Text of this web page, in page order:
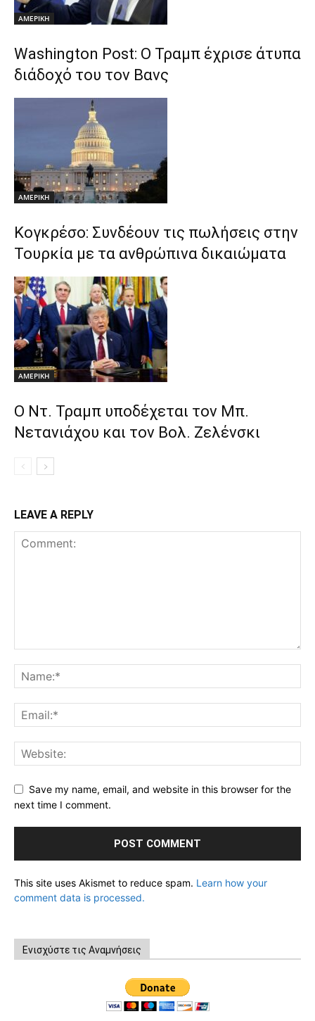
ΑΜΕΡΙΚΗ
Washington Post: Ο Τραμπ έχρισε άτυπα
διάδοχό του τον Βανς
ΑΜΕΡΙΚΗ
Κογκρέσο: Συνδέουν τις πωλήσεις στην
Τουρκία με τα ανθρώπινα δικαιώματα
ΑΜΕΡΙΚΗ
Ο Ντ. Τραμπ υποδέχεται τον Μπ.
Νετανιάχου και τον Βολ. Ζελένσκι
LEAVE A REPLY
Save my name, email, and website in this browser for the
next time I comment.
This site uses Akismet to reduce spam. Learn how your
comment data is processed.
Ενισχύστε τις Αναμνήσεις